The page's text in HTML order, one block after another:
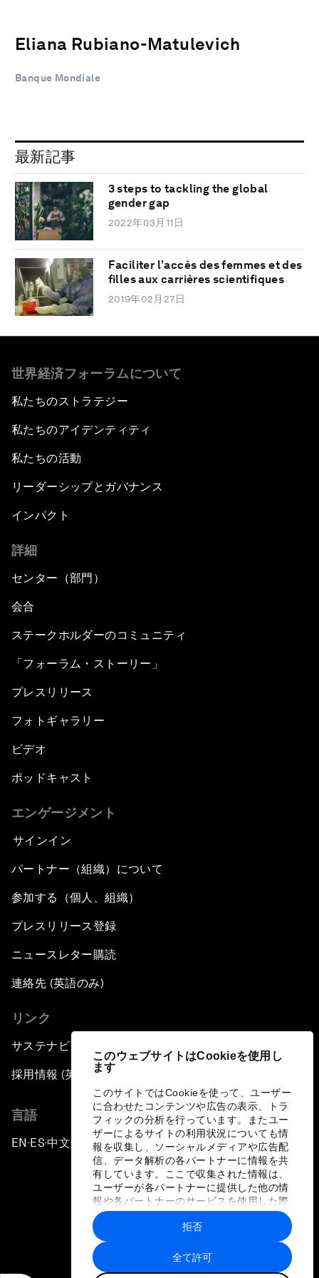
このウェブサイトはCookieを使用し
ます
このサイトではCookieを使って、ユーザー
に合わせたコンテンツや広告の表示、トラ
フィックの分析を行っています。またユー
ザーによるサイトの利用状況についても情
報を収集し、ソーシャルメディアや広告配
信、データ解析の各パートナーに情報を共
有しています。ここで収集された情報は、
ユーザーが各パートナーに提供した他の情
報や各パートナーのサービスを使用した際
に収集された情報と組み合わされ、各パー
トナーによって使用されることがありま
す。
全て許可
拒否
Eliana Rubiano-Matulevich
Banque Mondiale
最新記事
3 steps to tackling the global
gender gap
2022年03月11日
Faciliter l’accès des femmes et des
filles aux carrières scientifiques
2019年02月27日
世界経済フォーラムについて
私たちのストラテジー
私たちのアイデンティティ
私たちの活動
リーダーシップとガバナンス
インパクト
詳細
センター（部門）
会合
ステークホルダーのコミュニティ
「フォーラム・ストーリー」
プレスリリース
フォトギャラリー
ビデオ
ポッドキャスト
エンゲージメント
サインイン
パートナー（組織）について
参加する（個人、組織）
プレスリリース登録
ニュースレター購読
連絡先 (英語のみ)
リンク
サステナビリティへの取り組み
採用情報 (英語のみ)
言語
EN ▪ES▪中文▪ 日本語
プライバシーポリシーと利用規約
サイトマップ